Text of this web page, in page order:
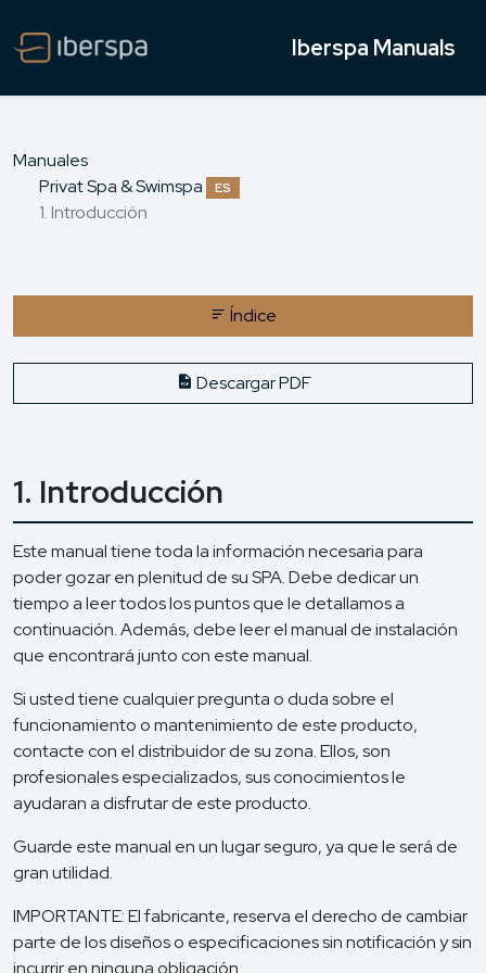
Iberspa Manuals
Manuales
Privat Spa & Swimspa
ES
1. Introducción
Índice
Descargar PDF
1. Introducción
Este manual tiene toda la información necesaria para
poder gozar en plenitud de su SPA. Debe dedicar un
tiempo a leer todos los puntos que le detallamos a
continuación. Además, debe leer el manual de instalación
que encontrará junto con este manual.
Si usted tiene cualquier pregunta o duda sobre el
funcionamiento o mantenimiento de este producto,
contacte con el distribuidor de su zona. Ellos, son
profesionales especializados, sus conocimientos le
ayudaran a disfrutar de este producto.
Guarde este manual en un lugar seguro, ya que le será de
gran utilidad.
IMPORTANTE: El fabricante, reserva el derecho de cambiar
parte de los diseños o especificaciones sin notificación y sin